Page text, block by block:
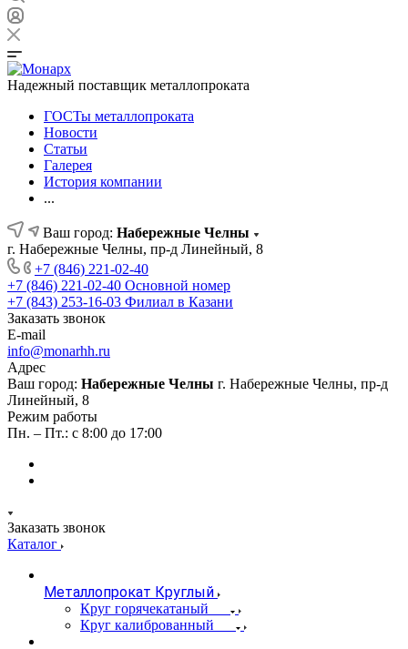
Надежный поставщик металлопроката
ГОСТы металлопроката
Новости
Статьи
Галерея
История компании
...
Ваш город: Набережные Челны
г. Набережные Челны, пр-д Линейный, 8
+7 (846) 221-02-40
+7 (846) 221-02-40 Основной номер
+7 (843) 253-16-03 Филиал в Казани
Заказать звонок
E-mail
info@monarhh.ru
Адрес
Ваш город: Набережные Челны г. Набережные Челны, пр-д
Линейный, 8
Режим работы
Пн. – Пт.: с 8:00 до 17:00
Заказать звонок
Каталог
Металлопрокат Круглый
Круг горячекатаный
Круг калиброванный